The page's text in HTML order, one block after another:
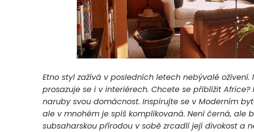
Etno styl zažívá v posledních letech nebývalé
prosazuje se i v interiérech. Chcete se přiblížit
naruby svou domácnost. Inspirujte se v Moderním
ale v mnohém je spíš komplikovaná. Není černá, ale
subsaharskou přírodou v sobě zrcadlí její divokost a